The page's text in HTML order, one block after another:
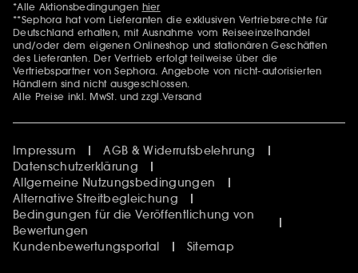
Zusätzlich Erwähnungen
*Alle Aktionsbedingungen hier
**Sephora hat vom Lieferanten die exklusiven Vertriebsrechte für
Deutschland erhalten, mit Ausnahme vom Reiseeinzelhandel
und/oder dem eigenen Onlineshop und stationären Geschäften
des Lieferanten. Der Vertrieb erfolgt teilweise über die
Vertriebspartner von Sephora. Angebote von nicht-autorisierten
Händlern sind nicht ausgeschlossen.
Alle Preise inkl. MwSt. und zzgl.Versand
Impressum
AGB & Widerrufsbelehrung
Datenschutzerklärung
Allgemeine Nutzungsbedingungen
Alternative Streitbegleichung
Bedingungen für die Veröffentlichung von
Bewertungen
Kundenbewertungsportal
Sitemap